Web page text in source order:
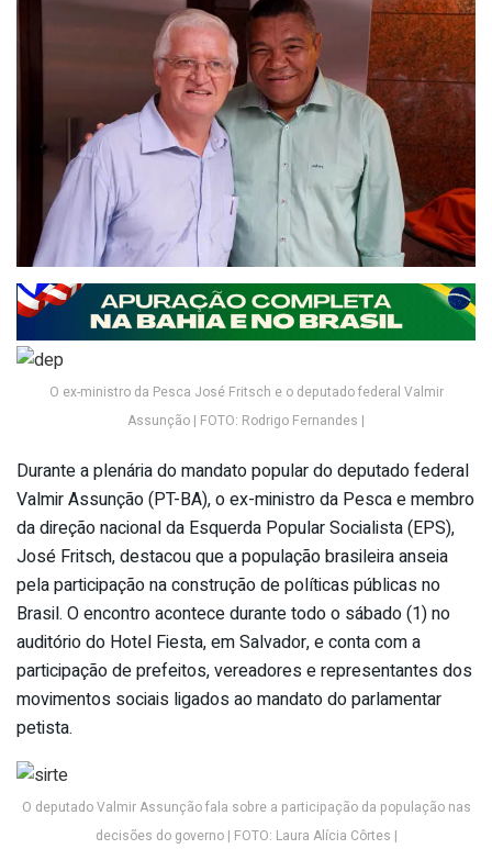
O ex-ministro da Pesca José Fritsch e o deputado federal Valmir
Assunção | FOTO: Rodrigo Fernandes |
Durante a plenária do mandato popular do deputado federal
Valmir Assunção (PT-BA), o ex-ministro da Pesca e membro
da direção nacional da Esquerda Popular Socialista (EPS),
José Fritsch, destacou que a população brasileira anseia
pela participação na construção de políticas públicas no
Brasil. O encontro acontece durante todo o sábado (1) no
auditório do Hotel Fiesta, em Salvador, e conta com a
participação de prefeitos, vereadores e representantes dos
movimentos sociais ligados ao mandato do parlamentar
petista.
O deputado Valmir Assunção fala sobre a participação da população nas
decisões do governo | FOTO: Laura Alícia Côrtes |